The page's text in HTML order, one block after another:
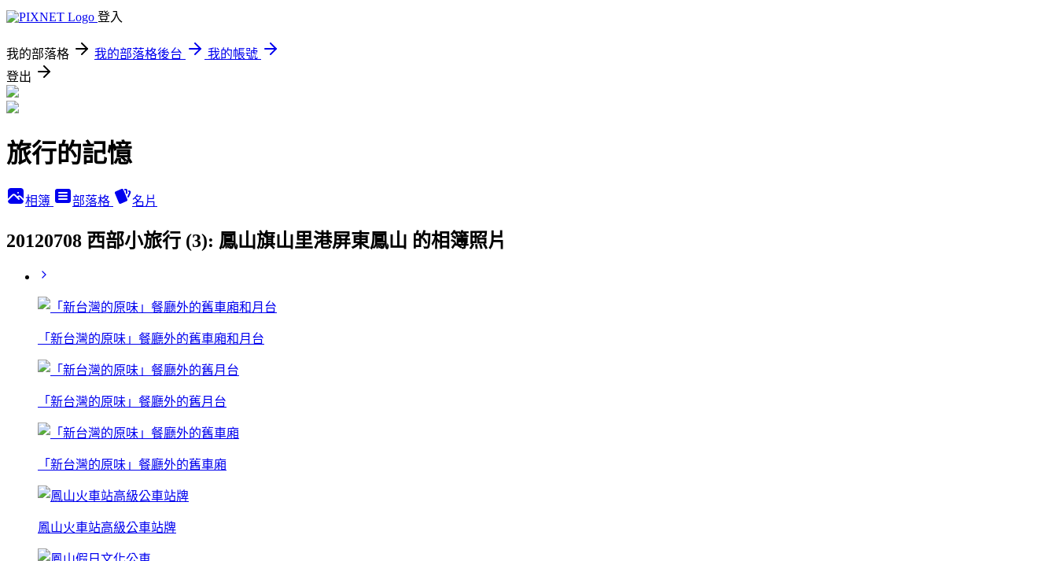
登入
我的部落格 我的部落格後台
我的帳號
登出
旅行的記憶
相簿 部落格 名片
20120708 西部小旅行 (3): 鳳山旗山里港屏東鳳山 的相簿照片
「新台灣的原味」餐廳外的舊車廂和月台
「新台灣的原味」餐廳外的舊月台
「新台灣的原味」餐廳外的舊車廂
鳳山火車站高級公車站牌